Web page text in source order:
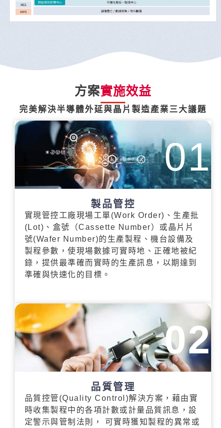
方案實施效益
完美解決半導體外延與晶片製造產業三大議題
01
製品管控
實現管控工廠現場工單(Work Order)、生產批
(Lot)、盒號（Cassette Number）或晶片片
號(Wafer Number)的生產製程、機台設備及
製程參數，使現場數據可實時地、正確地被紀
錄，提供最準確而實時的生產訊息，以期達到
準確與快速化的目標。
02
品質管理
品質控管(Quality Control)解決方案，藉由實
時收集製程中的各項計數或計量品質訊息，設
定警示與管制法則， 可實時獲知製程的異常或